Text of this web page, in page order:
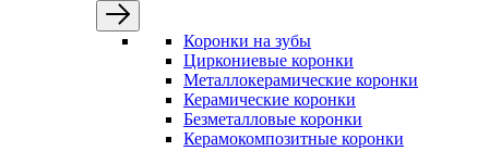
Коронки на зубы
Циркониевые коронки
Металлокерамические коронки
Керамические коронки
Безметалловые коронки
Керамокомпозитные коронки